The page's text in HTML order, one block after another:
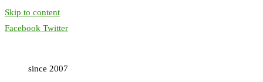
Skip to content
Facebook Twitter
since 2007